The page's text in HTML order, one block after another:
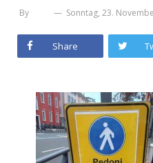
By Sonntag, 23.
Share